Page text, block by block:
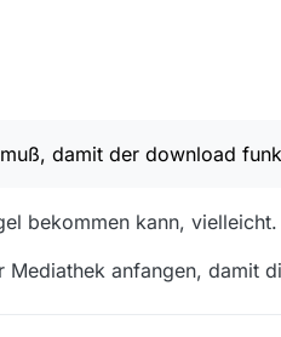
als GEOgeblockt
ich
URL dranhängen mußte.
damit der download
bekommen kann, vielleicht.
anfangen, damit